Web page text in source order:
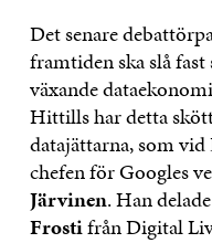
Det senare
framtiden ska slå
växande
Hittills har detta
datajättarna, som vid
chefen för Googles
Järvinen. Han
Frostifrån Digital